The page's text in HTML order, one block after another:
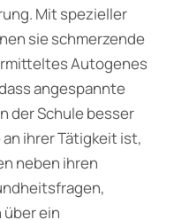
Mit spezieller
sie schmerzende
Autogenes
angespannte
der Schule besser
ihrer Tätigkeit ist,
neben ihren
über ein